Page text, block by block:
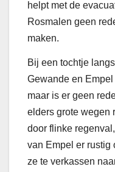
helpt met de
Rosmalen geen
maken.
Bij een tochtje
Gewande en
maar is er geen
elders grote wegen
door flinke
van Empel er rustig
ze te verkassen